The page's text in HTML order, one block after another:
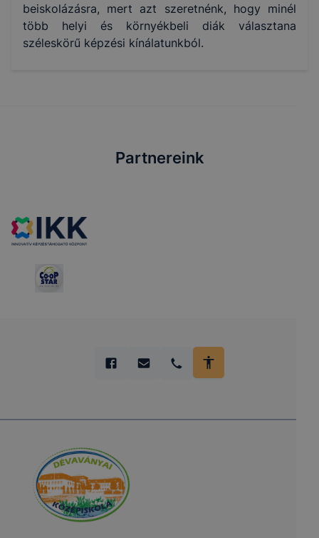
beiskolázásra, mert azt szeretnénk, hogy minél
több helyi és környékbeli diák választana
széleskörű képzési kínálatunkból.
Partnereink